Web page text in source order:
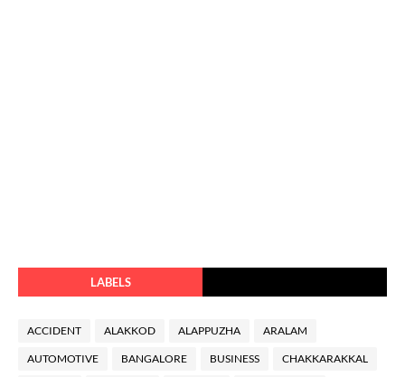
LABELS
ACCIDENT ALAKKOD ALAPPUZHA ARALAM
AUTOMOTIVE BANGALORE BUSINESS CHAKKARAKKAL